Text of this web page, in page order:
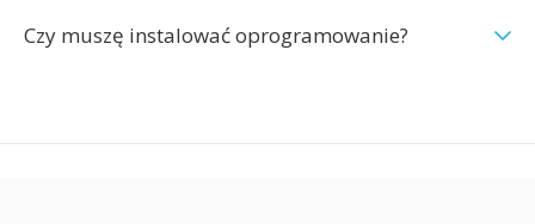
Czy muszę instalować oprogramowanie?